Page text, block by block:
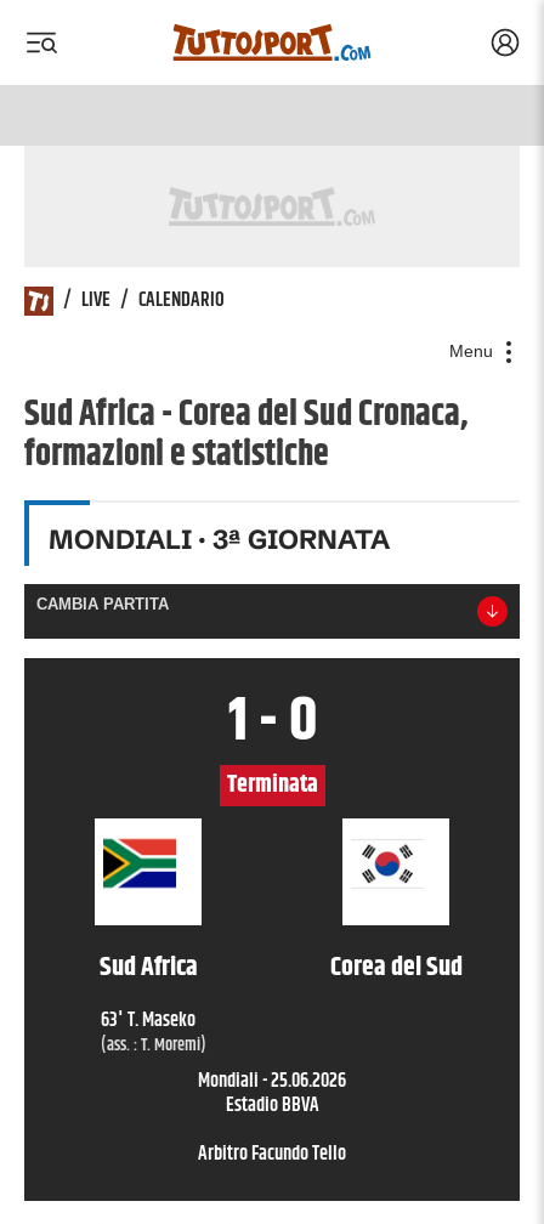
/ LIVE / CALENDARIO
Menu
Sud Africa - Corea del Sud Cronaca,
formazioni e statistiche
MONDIALI · 3ª GIORNATA
CAMBIA PARTITA
Sud Africa
63' T. Maseko
(ass. :T. Moremi)
Corea del Sud
1-0
Terminata
Mondiali-25.06.2026
Estadio BBVA
ArbitroFacundo Tello